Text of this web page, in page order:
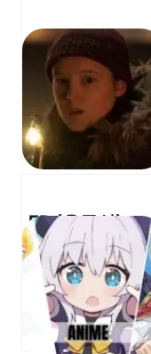
ER (응급실)
OST:
Somewhere
Over the
Rainbow (어딘
가에 무지개 너